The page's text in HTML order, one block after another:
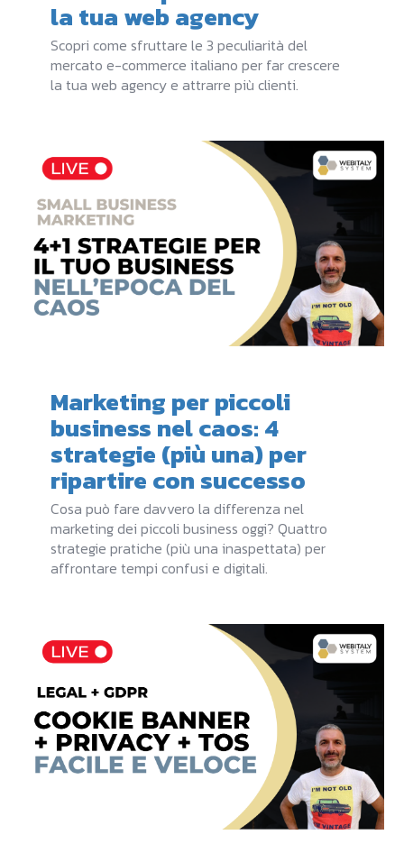
la tua web agency
Scopri come sfruttare le 3 peculiarità del
mercato e-commerce italiano per far crescere
la tua web agency e attrarre più clienti.
Marketing per piccoli
business nel caos: 4
strategie (più una) per
ripartire con successo
Cosa può fare davvero la differenza nel
marketing dei piccoli business oggi? Quattro
strategie pratiche (più una inaspettata) per
affrontare tempi confusi e digitali.